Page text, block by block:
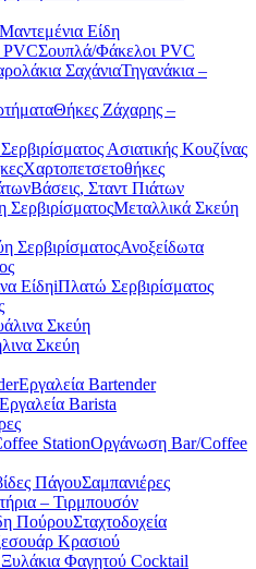
Μαντεμένια Είδη
Σουπλά/Φάκελοι PVC
Τηγανάκια –
Θήκες Ζάχαρης –
Ασιατικής Κουζίνας
Χαρτοπετσετοθήκες
Βάσεις, Σταντ Πιάτων
Μεταλλικά Σκεύη
Ανοξείδωτα
Πλατώ Σερβιρίσματος
Σκεύη
Σκεύη
Εργαλεία Bartender
Εργαλεία Barista
Οργάνωση Bar/Coffee
Σαμπανιέρες
– Τιρμπουσόν
Σταχτοδοχεία
Κρασιού